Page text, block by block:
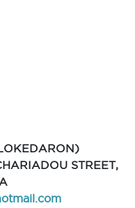
STREET,